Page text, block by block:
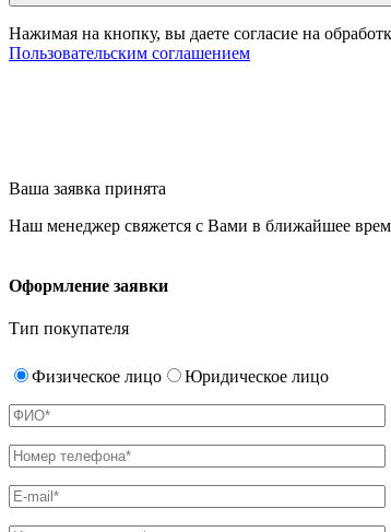
Нажимая на кнопку, вы даете согласие на
Пользовательским соглашением
Ваша заявка принята
Наш менеджер свяжется с Вами в ближайшее
Оформление заявки
Тип покупателя
Физическое лицо Юридическое лицо